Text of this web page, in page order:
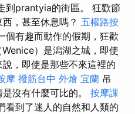
到prantyia的街區。 狂歡節
，甚至休息嗎？ 五權路按
個有趣而動作的假期，狂歡
Wenice）是潟湖之城，即使
，即使是那些不來這裡的
摩 撥筋台中 外燴 宜蘭 吊
沒有什麼可比的。 按摩課
看到了迷人的自然和人類的